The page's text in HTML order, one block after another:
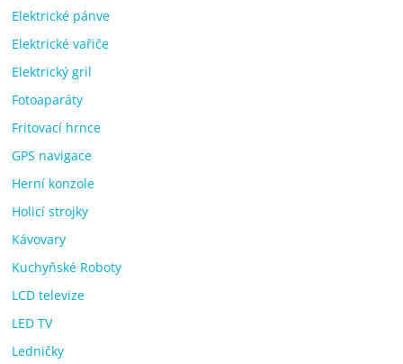
Elektrické pánve
Elektrické vařiče
Elektrický gril
Fotoaparáty
Fritovací hrnce
GPS navigace
Herní konzole
Holicí strojky
Kávovary
Kuchyňské Roboty
LCD televize
LED TV
Ledničky